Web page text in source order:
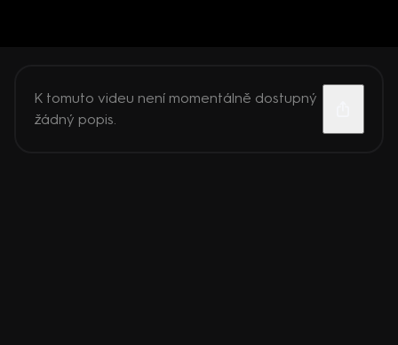
K tomuto videu není momentálně dostupný
žádný popis.